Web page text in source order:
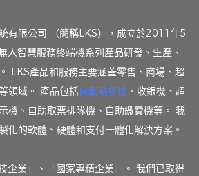
有限公司 （簡稱LKS），成立於2011年5
人智慧服務終端機系列產品研發、生產、
LKS產品和服務主要涵蓋零售、商場、超
領域。 產品包括自助點餐機 、收銀機、超
機、自助取票排隊機、自助繳費機等。 我
化的軟體、硬體和支付一體化解決方案。
企業」、「國家專精企業」。 我們已取得